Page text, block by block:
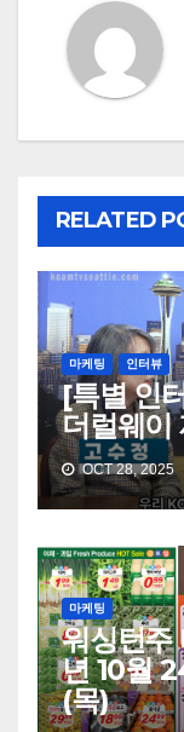
RELATED
마케팅 인터뷰
[특별 인
더럴웨이
OCT 28, 2025
마케팅
워싱턴주
년 10월
(목)